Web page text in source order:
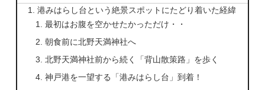
港みはらし台という絶景スポットにたどり着いた経緯
最初はお腹を空かせたかっただけ・・
朝食前に北野天満神社へ
北野天満神社前から続く「背山散策路」を歩く
神戸港を一望する「港みはらし台」到着！